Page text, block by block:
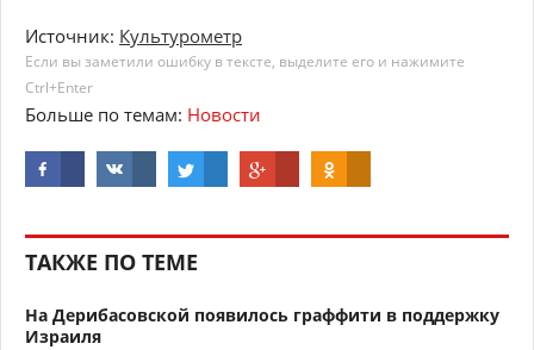
Источник: Культурометр
Если вы заметили ошибку в тексте, выделите его и нажимите
Ctrl+Enter
Больше по темам: Новости
ТАКЖЕ ПО ТЕМЕ
На Дерибасовской появилось граффити в поддержку
Израиля